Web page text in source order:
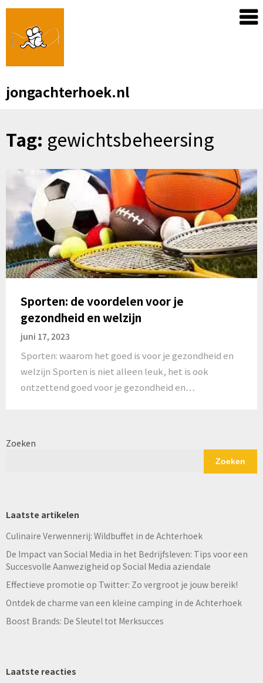
Skip
content
jongachterhoek.nl
Tag: gewichtsbeheersing
Sporten: de voordelen voor je
gezondheid en welzijn
juni 17, 2023
Sporten: waarom het goed is voor je gezondheid en
welzijn Sporten is niet alleen leuk, het is ook
ontzettend goed voor je gezondheid en…
Zoeken
Zoeken
Laatste artikelen
Culinaire Verwennerij: Wildbuffet in de Achterhoek
De Impact van Social Media in het Bedrijfsleven: Tips voor een
Succesvolle Aanwezigheid op Social Media aziendale
Effectieve promotie op Twitter: Zo vergroot je jouw bereik!
Ontdek de charme van een kleine camping in de Achterhoek
Boost Brands: De Sleutel tot Merksucces
Laatste reacties